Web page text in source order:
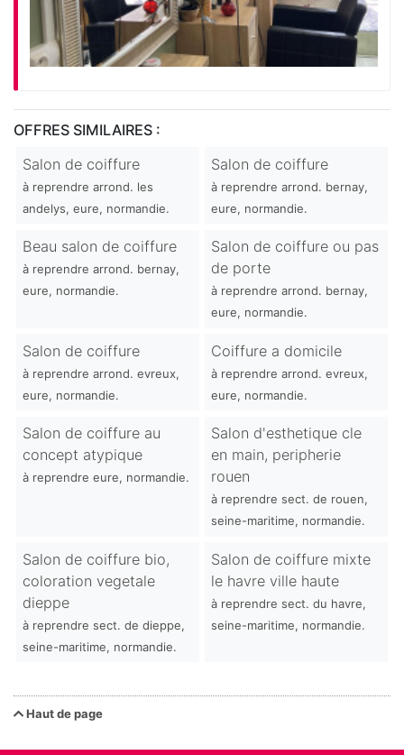
OFFRES SIMILAIRES :
Salon de coiffure
à reprendre arrond. les
andelys, eure, normandie.
Salon de coiffure
à reprendre arrond. bernay,
eure, normandie.
Beau salon de coiffure
à reprendre arrond. bernay,
eure, normandie.
Salon de coiffure ou pas
de porte
à reprendre arrond. bernay,
eure, normandie.
Salon de coiffure
à reprendre arrond. evreux,
eure, normandie.
Coiffure a domicile
à reprendre arrond. evreux,
eure, normandie.
Salon de coiffure au
concept atypique
à reprendre eure, normandie.
Salon d'esthetique cle
en main, peripherie
rouen
à reprendre sect. de rouen,
seine-maritime, normandie.
Salon de coiffure bio,
coloration vegetale
dieppe
à reprendre sect. de dieppe,
seine-maritime, normandie.
Salon de coiffure mixte
le havre ville haute
à reprendre sect. du havre,
seine-maritime, normandie.
Haut de page